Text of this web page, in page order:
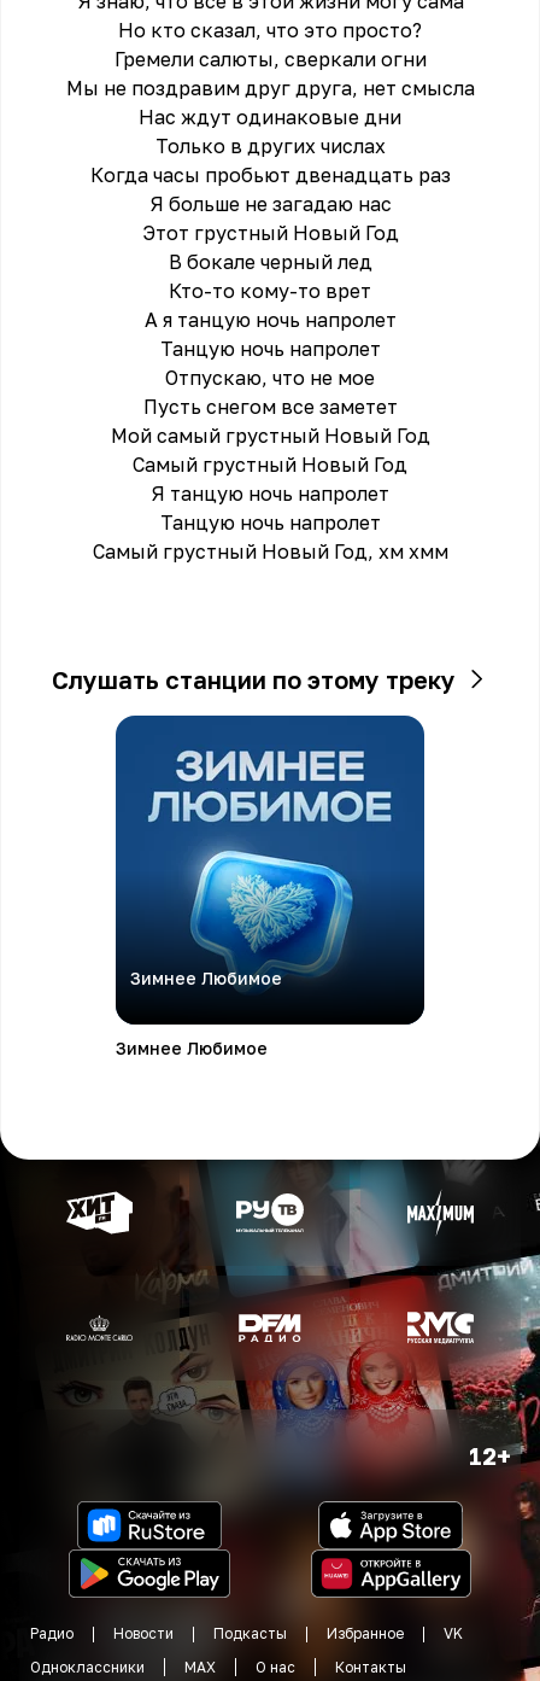
Но кто сказал, что это просто?
Гремели салюты, сверкали огни
Мы не поздравим друг друга, нет смысла
Нас ждут одинаковые дни
Только в других числах
Когда часы пробьют двенадцать раз
Я больше не загадаю нас
Этот грустный Новый Год
В бокале черный лед
Кто-то кому-то врет
А я танцую ночь напролет
Танцую ночь напролет
Отпускаю, что не мое
Пусть снегом все заметет
Мой самый грустный Новый Год
Самый грустный Новый Год
Я танцую ночь напролет
Танцую ночь напролет
Самый грустный Новый Год, хм хмм
Слушать станции по этому треку
Зимнее Любимое
Зимнее Любимое
12+
Радио Новости Подкасты Избранное
VK
Одноклассники
MAX О нас Контакты